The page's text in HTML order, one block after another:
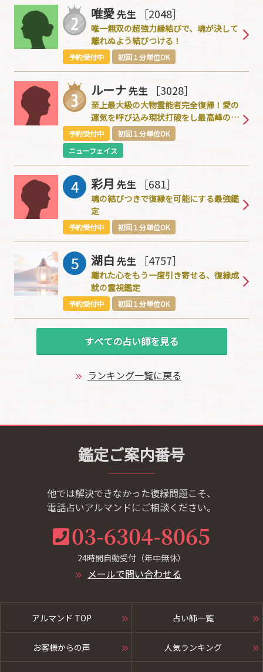
唯愛先生 ［2048］
唯一無双の超強力縁結びで、魂が決して
離れぬよう結びつける！
予約受付中 初回１分単位OK
ルーナ先生 ［3028］
至上最大級の大物霊能者完全復帰！愛の
運気を呼び込み現状打破をし最高峰の霊
能力で完全成就へ！
予約受付中
初回１分単位OK
ニューフェイス
彩月 先生 ［681］
魂の結びつきで復縁を可能にする最強鑑
定
予約受付中 初回１分単位OK
湖白 先生 ［4757］
離れた心をもう一度引き寄せる、復縁成
就の霊視鑑定
予約受付中 初回１分単位OK
すべての占い師を見る
ランキング一覧に戻る
鑑定ご案内番号
他では解決できなかった復縁問題こそ、
電話占いアルマンドにご相談ください。
03-6304-8065
24時間自動受付（年中無休）
メールで問い合わせる
アルマンド TOP 占い師一覧
お客様からの声 人気ランキング